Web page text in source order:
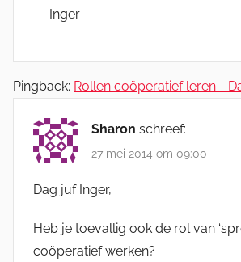
Inger
Pingback: Rollen coöperatief leren -
Sharon schreef:
27 mei 2014 om 09:00
Dag juf Inger,
Heb je toevallig ook de rol van
coöperatief werken?